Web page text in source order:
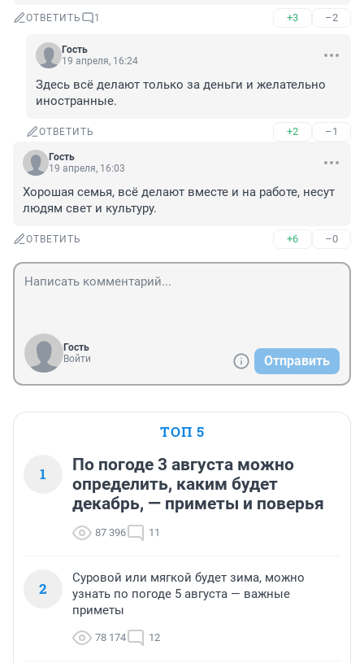
ОТВЕТИТЬ 1 +3 –2
Гость
19 апреля, 16:24
Здесь всё делают только за деньги и желательно
иностранные.
ОТВЕТИТЬ +2 –1
Гость
19 апреля, 16:03
Хорошая семья, всё делают вместе и на работе, несут
людям свет и культуру.
ОТВЕТИТЬ +6 –0
Гость
Войти
Отправить
ТОП 5
1
По погоде 3 августа можно
определить, каким будет
декабрь, — приметы и поверья
87 396 11
2
Суровой или мягкой будет зима, можно
узнать по погоде 5 августа — важные
приметы
78 174 12